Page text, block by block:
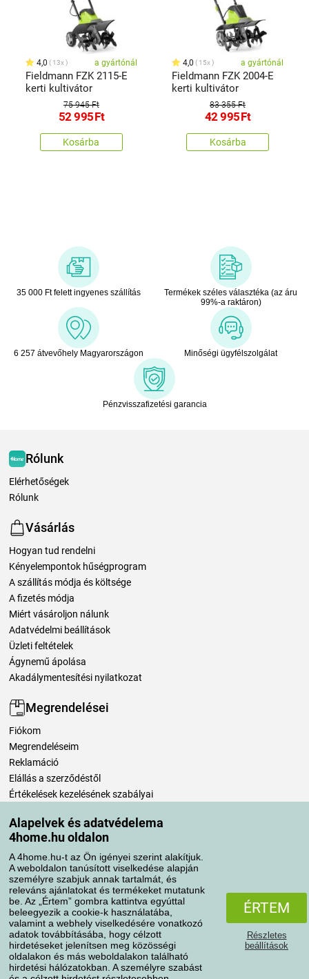
Alapelvek és adatvédelema
4home.hu oldalon
A 4home.hu-t az Ön igényei szerint alakítjuk.
A weboldalon tanúsított viselkedése alapján
személyre szabjuk annak tartalmát, és
releváns ajánlatokat és termékeket mutatunk
be. Az „Értem” gombra kattintva egyúttal
beleegyezik a cookie-k használatába,
valamint a webhely viselkedésére vonatkozó
adatok továbbításába, hogy célzott
hirdetéseket jelenítsen meg közösségi
oldalakon és más weboldalakon található
hirdetési hálózatokban. A személyre szabást
ÉRTEM
Részletes
beállítások
4,0 13x a gyártónál
Fieldmann FZK 2115-E
kerti kultivátor
75 945 Ft
52 995Ft
Kosárba
4,0 15x a gyártónál
Fieldmann FZK 2004-E
kerti kultivátor
83 355 Ft
42 995Ft
Kosárba
35 000 Ft felett ingyenes szállítás
Termékek széles választéka (az áru
99%-a raktáron)
6 257 átvevőhely Magyarországon Minőségi ügyfélszolgálat
Pénzvisszafizetési garancia
Rólunk
Elérhetőségek
Rólunk
Vásárlás
Hogyan tud rendelni
Kényelempontok hűségprogram
A szállítás módja és költsége
A fizetés módja
Miért vásároljon nálunk
Adatvédelmi beállítások
Üzleti feltételek
Ágynemű ápolása
Akadálymentesítési nyilatkozat
Megrendelései
Fiókom
Megrendeléseim
Reklamáció
Elállás a szerződéstől
Értékelések kezelésének szabályai
Szállítási módok
Fizetési módok